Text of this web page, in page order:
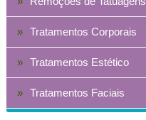
Tratamentos Corporais
Tratamentos Estético
Tratamentos Faciais